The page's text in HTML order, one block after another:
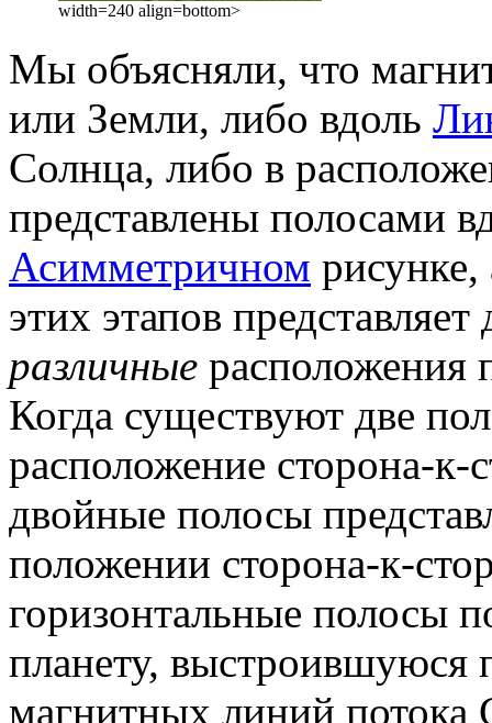
width=240 align=bottom>
Мы объясняли, что
или Земли, либо вдоль
Солнца, либо в
представлены полосами
Асимметричном
этих этапов
различные расположения
Когда существуют две
расположение сторона-к-
двойные полосы
положении сторона-к-
горизонтальные полосы
планету,
магнитных линий потока